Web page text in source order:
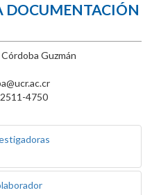
DOCUMENTACIÓN
Guzmán
4750